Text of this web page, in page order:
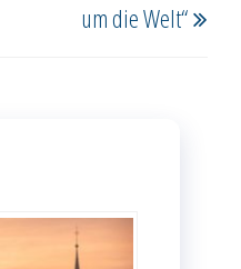
um die Welt“